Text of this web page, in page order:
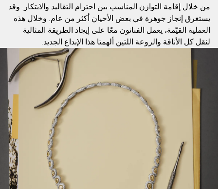
من خلال إقامة التوازن المناسب بين احترام التقاليد والابتكار. وقد
يستغرق إنجاز جوهرة في بعض الأحيان أكثر من عام. وخلال هذه
العملية القيّمة، يعمل الفنانون معًا على إيجاد الطريقة المثالية
لنقل كل الأناقة والروعة اللتين ألهمتا هذا الإبداع الجديد.